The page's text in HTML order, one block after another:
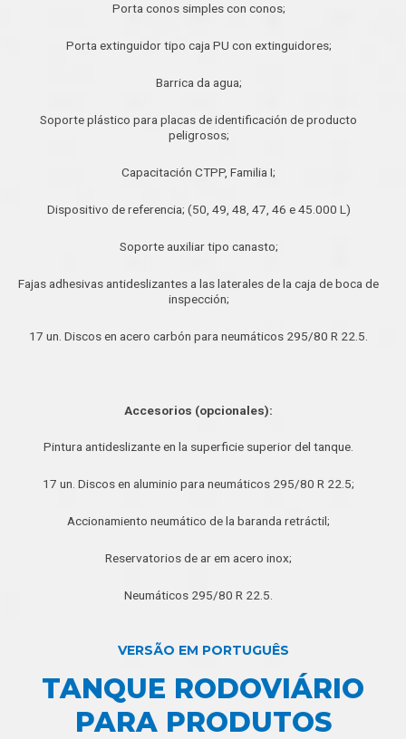
Porta conos simples con conos;
Porta extinguidor tipo caja PU con extinguidores;
Barrica da agua;
Soporte plástico para placas de identificación de producto
peligrosos;
Capacitación CTPP, Familia I;
Dispositivo de referencia; (50, 49, 48, 47, 46 e 45.000 L)
Soporte auxiliar tipo canasto;
Fajas adhesivas antideslizantes a las laterales de la caja de boca de
inspección;
17 un. Discos en acero carbón para neumáticos 295/80 R 22.5.
Accesorios (opcionales):
Pintura antideslizante en la superficie superior del tanque.
17 un. Discos en aluminio para neumáticos 295/80 R 22.5;
Accionamiento neumático de la baranda retráctil;
Reservatorios de ar em acero inox;
Neumáticos 295/80 R 22.5.
VERSÃO EM PORTUGUÊS
TANQUE RODOVIÁRIO
PARA PRODUTOS